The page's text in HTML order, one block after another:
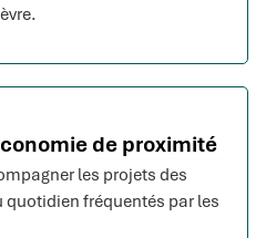
de proximité
les projets des
fréquentés par les